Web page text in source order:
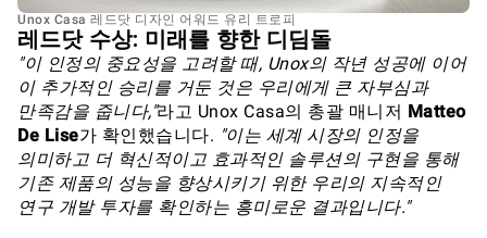
Unox Casa 레드닷 디자인 어워드 유리 트로피
레드닷 수상: 미래를 향한 디딤돌
"이 인정의 중요성을 고려할 때, Unox의 작년 성공에 이어
이 추가적인 승리를 거둔 것은 우리에게 큰 자부심과
만족감을 줍니다,"라고 Unox Casa의 총괄 매니저 Matteo
De Lise가 확인했습니다. "이는 세계 시장의 인정을
의미하고 더 혁신적이고 효과적인 솔루션의 구현을 통해
기존 제품의 성능을 향상시키기 위한 우리의 지속적인
연구 개발 투자를 확인하는 흥미로운 결과입니다."